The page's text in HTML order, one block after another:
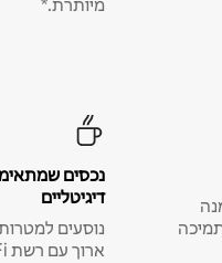
מיותרת.*
נכסים
דיגיטליים
נוסעים
ארוך עם רשת Wi-Fi מהירה וחללי עבודה ייעודיים.